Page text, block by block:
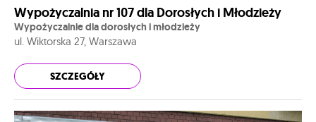
Wypożyczalnia nr 107 dla Dorosłych i Młodzieży
Wypożyczalnie dla dorosłych i młodzieży
ul. Wiktorska 27, Warszawa
SZCZEGÓŁY